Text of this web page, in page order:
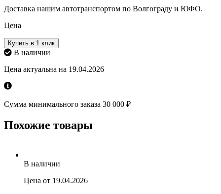
Доставка нашим автотранспортом по Волгограду и ЮФО.
Цена
Купить в 1 клик
В наличии
Цена актуальна на 19.04.2026
Сумма минимального заказа 30 000 ₽
Похожие товары
В наличии
Цена от 19.04.2026